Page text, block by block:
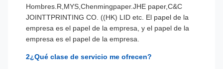
Hombres. R,MYS,Chenmingpaper.JHE paper,C&C
JOINTTPRINTING CO. ((HK) LID etc. El papel de la
empresa es el papel de la empresa, y el papel de la
empresa es el papel de la empresa.
2¿Qué clase de servicio me ofrecen?